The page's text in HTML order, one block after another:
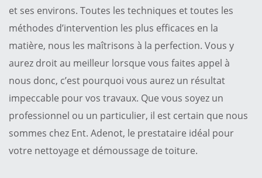
et ses environs. Toutes les techniques et toutes les
méthodes d’intervention les plus efficaces en la
matière, nous les maîtrisons à la perfection. Vous y
aurez droit au meilleur lorsque vous faites appel à
nous donc, c’est pourquoi vous aurez un résultat
impeccable pour vos travaux. Que vous soyez un
professionnel ou un particulier, il est certain que nous
sommes chez Ent. Adenot, le prestataire idéal pour
votre nettoyage et démoussage de toiture.